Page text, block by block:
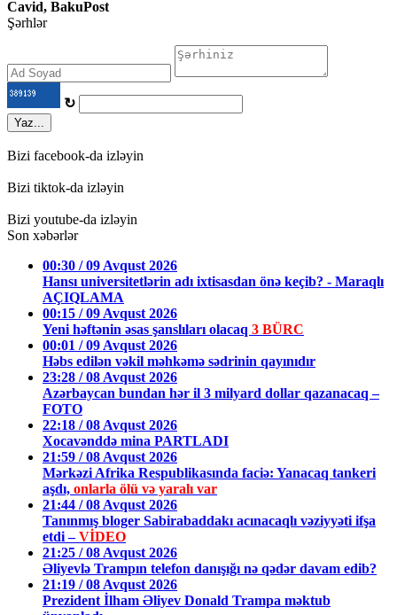
Cavid, BakuPost
Şərhlər
↻
Yaz...
Bizi facebook-da izləyin
Bizi tiktok-da izləyin
Bizi youtube-da izləyin
Son xəbərlər
00:30 / 09 Avqust 2026
Hansı universitetlərin adı ixtisasdan önə keçib? - Maraqlı
AÇIQLAMA
00:15 / 09 Avqust 2026
Yeni həftənin əsas şanslıları olacaq 3 BÜRC
00:01 / 09 Avqust 2026
Həbs edilən vəkil məhkəmə sədrinin qayınıdır
23:28 / 08 Avqust 2026
Azərbaycan bundan hər il 3 milyard dollar qazanacaq –
FOTO
22:18 / 08 Avqust 2026
Xocavənddə mina PARTLADI
21:59 / 08 Avqust 2026
Mərkəzi Afrika Respublikasında faciə: Yanacaq tankeri
aşdı, onlarla ölü və yaralı var
21:44 / 08 Avqust 2026
Tanınmış bloger Sabirabaddakı acınacaqlı vəziyyəti ifşa
etdi –VİDEO
21:25 / 08 Avqust 2026
Əliyevlə Trampın telefon danışığı nə qədər davam edib?
21:19 / 08 Avqust 2026
Prezident İlham Əliyev Donald Trampa məktub